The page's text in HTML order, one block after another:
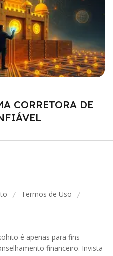
CORRETORA DE
/ Termos de Uso /
é apenas para fins
financeiro. Invista